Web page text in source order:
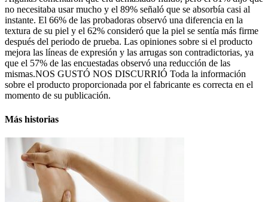
no necesitaba usar mucho y el 89% señaló que se absorbía casi al
instante. El 66% de las probadoras observó una diferencia en la
textura de su piel y el 62% consideró que la piel se sentía más firme
después del periodo de prueba. Las opiniones sobre si el producto
mejora las líneas de expresión y las arrugas son contradictorias, ya
que el 57% de las encuestadas observó una reducción de las
mismas.NOS GUSTÓ NOS DISCURRIÓ Toda la información
sobre el producto proporcionada por el fabricante es correcta en el
momento de su publicación.
Más historias